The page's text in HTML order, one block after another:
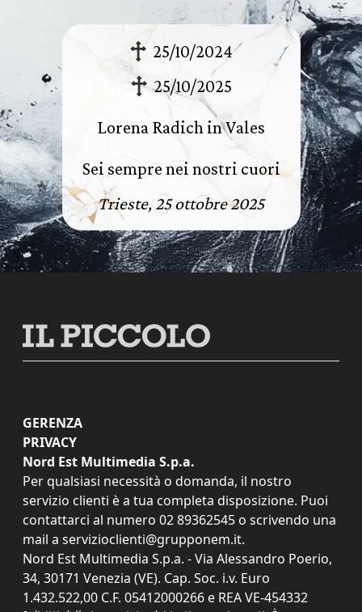
25/10/2024
25/10/2025
Lorena Radich in Vales
Sei sempre nei nostri cuori
Trieste, 25 ottobre 2025
GERENZA
PRIVACY
Nord Est Multimedia S.p.a.
Per qualsiasi necessità o domanda, il nostro
servizio clienti è a tua completa disposizione. Puoi
contattarci al numero 02 89362545 o scrivendo una
mail a servizioclienti@grupponem.it.
Nord Est Multimedia S.p.a. - Via Alessandro Poerio,
34, 30171 Venezia (VE). Cap. Soc. i.v. Euro
1.432.522,00 C.F. 05412000266 e REA VE-454332